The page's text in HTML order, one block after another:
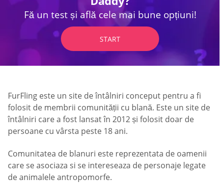
Fă un test și află cele mai bune opțiuni!
START
FurFling este un site de întâlniri conceput pentru a fi
folosit de membrii comunității cu blană. Este un site de
întâlniri care a fost lansat în 2012 și folosit doar de
persoane cu vârsta peste 18 ani.
Comunitatea de blanuri este reprezentata de oamenii
care se asociaza si se intereseaza de personaje legate
de animalele antropomorfe.